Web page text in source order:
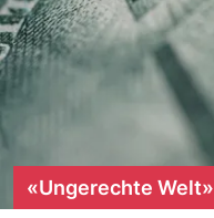
«Ungerechte Welt»